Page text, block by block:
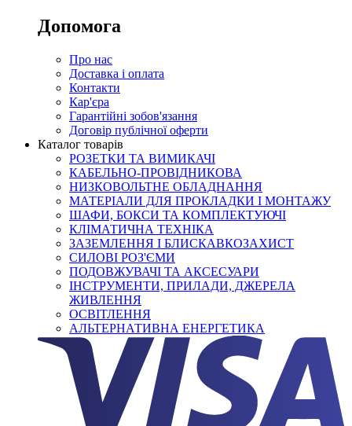
Допомога
Про нас
Доставка і оплата
Контакти
Кар'єра
Гарантійні зобов'язання
Договір публічної оферти
Каталог товарів
РОЗЕТКИ ТА ВИМИКАЧІ
КАБЕЛЬНО-ПРОВІДНИКОВА
НИЗКОВОЛЬТНЕ ОБЛАДНАННЯ
МАТЕРІАЛИ ДЛЯ ПРОКЛАДКИ І МОНТАЖУ
ШАФИ, БОКСИ ТА КОМПЛЕКТУЮЧІ
КЛІМАТИЧНА ТЕХНІКА
ЗАЗЕМЛЕННЯ І БЛИСКАВКОЗАХИСТ
СИЛОВІ РОЗ'ЄМИ
ПОДОВЖУВАЧІ ТА АКСЕСУАРИ
ІНСТРУМЕНТИ, ПРИЛАДИ, ДЖЕРЕЛА
ЖИВЛЕННЯ
ОСВІТЛЕННЯ
АЛЬТЕРНАТИВНА ЕНЕРГЕТИКА